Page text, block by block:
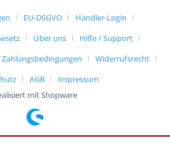
EU-DSGVO
Händler-Login
Über uns
Hilfe / Support
Widerrufsrecht
AGB
Impressum
mit Shopware